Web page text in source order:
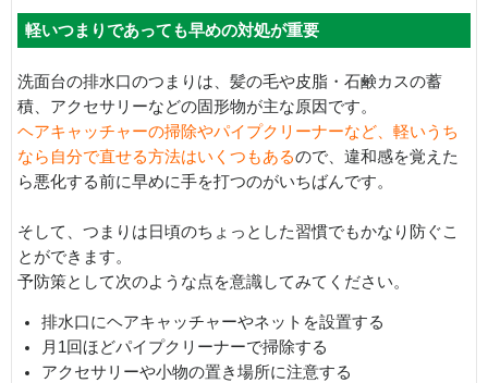
軽いつまりであっても早めの対処が重要
洗面台の排水口のつまりは、髪の毛や皮脂・石鹸カスの蓄
積、アクセサリーなどの固形物が主な原因です。
ヘアキャッチャーの掃除やパイプクリーナーなど、軽いうち
なら自分で直せる方法はいくつもあるので、違和感を覚えた
ら悪化する前に早めに手を打つのがいちばんです。
そして、つまりは日頃のちょっとした習慣でもかなり防ぐこ
とができます。
予防策として次のような点を意識してみてください。
排水口にヘアキャッチャーやネットを設置する
月1回ほどパイプクリーナーで掃除する
アクセサリーや小物の置き場所に注意する